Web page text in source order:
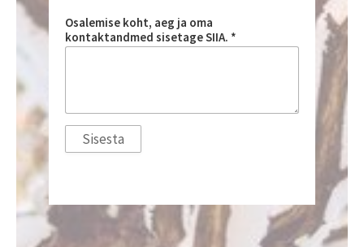
Osalemise koht, aeg ja oma
kontaktandmed sisetage SIIA.